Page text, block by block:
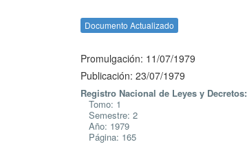
Documento Actualizado
Promulgación: 11/07/1979
Publicación: 23/07/1979
Registro Nacional de Leyes y Decretos:
Tomo: 1
Semestre: 2
Año: 1979
Página: 165